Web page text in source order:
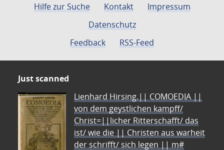
Hilfe zur Suche Kontakt
Impressum
Datenschutz
Feedback
RSS-Feed
Just scanned
Lienhard Hirsing.|| COMOEDIA ||
von dem geystlichen kampff/
Christ=||licher Ritterschafft/ das
ist/ wie die || Christen aus warheit
der schrifft/ sich legen || m#